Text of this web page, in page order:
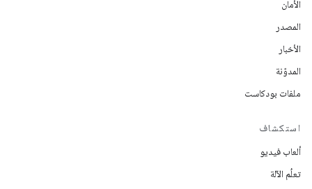
الأمان
المصدر
الأخبار
المدوّنة
ملفات بودكاست
استكشاف
ألعاب فيديو
تعلُم الآلة